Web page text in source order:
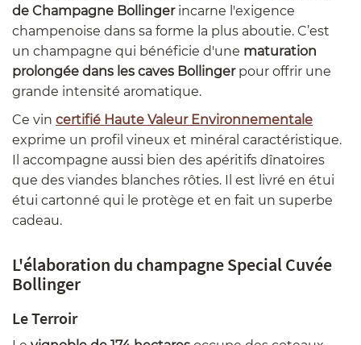
de Champagne Bollingerincarne l'exigence
champenoise dans sa forme la plus aboutie. C’est
un champagne qui bénéficie d'une maturation
prolongée dans les caves Bollingerpour offrir une
grande intensité aromatique.
Ce vin certifié Haute Valeur Environnementale
exprime un profil vineux et minéral caractéristique.
Il accompagne aussi bien des apéritifs dînatoires
que des viandes blanches rôties. Il est livré en étui
étui cartonné qui le protège et en fait un superbe
cadeau.
L'élaboration du champagne Special Cuvée
Bollinger
Le Terroir